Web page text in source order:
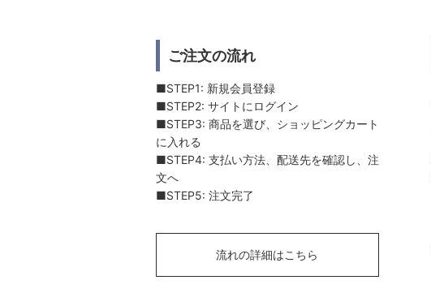
ご注文の流れ
■STEP1: 新規会員登録
■STEP2: サイトにログイン
■STEP3: 商品を選び、ショッピングカート
に入れる
■STEP4: 支払い方法、配送先を確認し、注
文へ
■STEP5: 注文完了
流れの詳細はこちら